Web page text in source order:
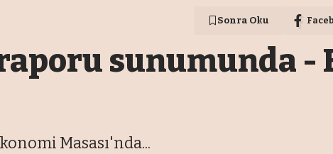
Sonra Oku
sunumunda -
Masası'nda...